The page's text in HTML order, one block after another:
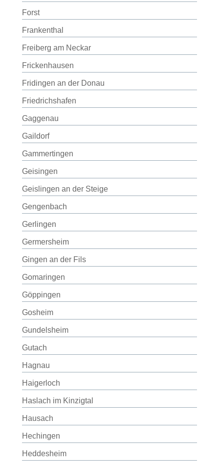
Forst
Frankenthal
Freiberg am Neckar
Frickenhausen
Fridingen an der Donau
Friedrichshafen
Gaggenau
Gaildorf
Gammertingen
Geisingen
Geislingen an der Steige
Gengenbach
Gerlingen
Germersheim
Gingen an der Fils
Gomaringen
Göppingen
Gosheim
Gundelsheim
Gutach
Hagnau
Haigerloch
Haslach im Kinzigtal
Hausach
Hechingen
Heddesheim